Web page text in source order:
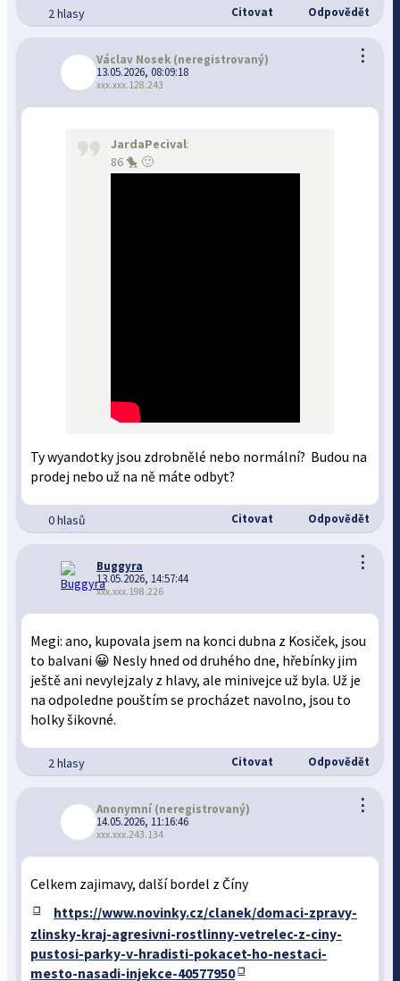
2 hlasy Citovat Odpovědět
⋮
Václav Nosek (neregistrovaný)
13.05.2026, 08:09:18
xxx.xxx.128.243
JardaPecival:
86 🐤 🙂
Ty wyandotky jsou zdrobnělé nebo normální? Budou na
prodej nebo už na ně máte odbyt?
0 hlasů Citovat Odpovědět
⋮
Buggyra
13.05.2026, 14:57:44
xxx.xxx.198.226
Megi: ano, kupovala jsem na konci dubna z Kosiček, jsou
to balvani 😀 Nesly hned od druhého dne, hřebínky jim
ještě ani nevylejzaly z hlavy, ale minivejce už byla. Už je
na odpoledne pouštím se procházet navolno, jsou to
holky šikovné.
2 hlasy Citovat Odpovědět
⋮
Anonymní (neregistrovaný)
14.05.2026, 11:16:46
xxx.xxx.243.134
Celkem zajimavy, další bordel z Číny
https://www.novinky.cz/clanek/domaci-zpravy-
zlinsky-kraj-agresivni-rostlinny-vetrelec-z-ciny-
pustosi-parky-v-hradisti-pokacet-ho-nestaci-
mesto-nasadi-injekce-40577950